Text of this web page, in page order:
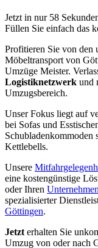
Jetzt in nur 58
Füllen Sie einfach das
Profitieren Sie von den
Möbeltransport von
Umzüge Meister.
Logistiknetzwerk und
Umzugsbereich.
Unser Fokus liegt auf
bei Sofas und
Schubladenkommoden
Kettlebells.
Unsere
eine kostengünstige
oder Ihren
spezialisierter
Göttingen.
Jetzt erhalten Sie
Umzug von oder nach